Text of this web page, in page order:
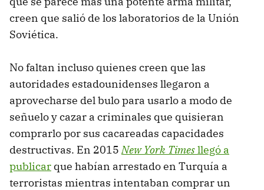
creen que salió de los laboratorios de la Unión
Soviética.
No faltan incluso quienes creen que las
autoridades estadounidenses llegaron a
aprovecharse del bulo para usarlo a modo de
señuelo y cazar a criminales que quisieran
comprarlo por sus cacareadas capacidades
destructivas. En 2015New York Timesllegó a
publicar que habían arrestado en Turquía a
terroristas mientras intentaban comprar un